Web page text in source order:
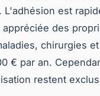
est
des
chirurgies
€ par an.
restent